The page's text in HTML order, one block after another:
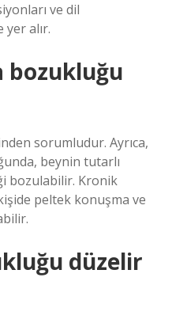
ve dil
yer alır.
bozukluğu
sorumludur. Ayrıca,
beynin tutarlı
bozulabilir. Kronik
peltek konuşma ve
düzelir